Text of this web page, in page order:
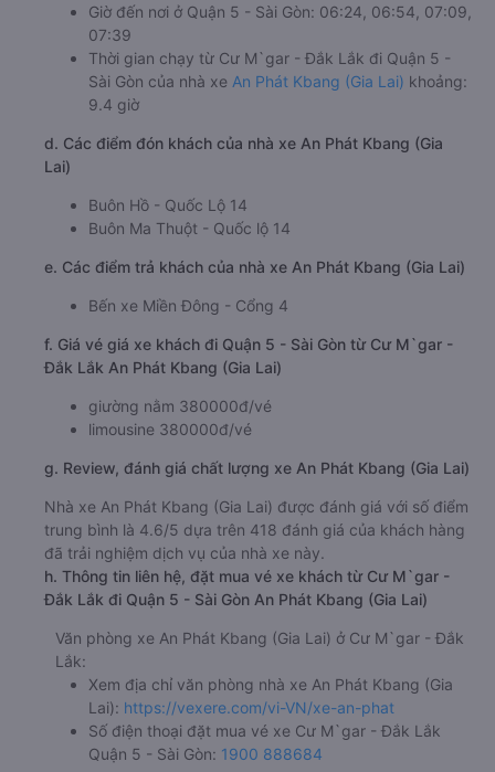
Giờ đến nơi ở Quận 5 - Sài Gòn: 06:24, 06:54, 07:09,
07:39
Thời gian chạy từ Cư M`gar - Đắk Lắk đi Quận 5 -
Sài Gòn của nhà xe An Phát Kbang (Gia Lai) khoảng:
9.4 giờ
d. Các điểm đón khách của nhà xe An Phát Kbang (Gia
Lai)
Buôn Hồ - Quốc Lộ 14
Buôn Ma Thuột - Quốc lộ 14
e. Các điểm trả khách của nhà xe An Phát Kbang (Gia Lai)
Bến xe Miền Đông - Cổng 4
f. Giá vé giá xe khách đi Quận 5 - Sài Gòn từ Cư M`gar -
Đắk Lắk An Phát Kbang (Gia Lai)
giường nằm 380000đ/vé
limousine 380000đ/vé
g. Review, đánh giá chất lượng xe An Phát Kbang (Gia Lai)
Nhà xe An Phát Kbang (Gia Lai) được đánh giá với số điểm
trung bình là 4.6/5 dựa trên 418 đánh giá của khách hàng
đã trải nghiệm dịch vụ của nhà xe này.
h. Thông tin liên hệ, đặt mua vé xe khách từ Cư M`gar -
Đắk Lắk đi Quận 5 - Sài Gòn An Phát Kbang (Gia Lai)
Văn phòng xe An Phát Kbang (Gia Lai) ở Cư M`gar - Đắk
Lắk:
Xem địa chỉ văn phòng nhà xe An Phát Kbang (Gia
Lai): https://vexere.com/vi-VN/xe-an-phat
Số điện thoại đặt mua vé xe Cư M`gar - Đắk Lắk
Quận 5 - Sài Gòn: 1900 888684